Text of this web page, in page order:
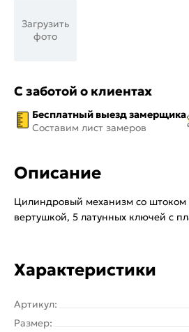
Загрузить
фото
С заботой о клиентах
Бесплатный выезд замерщика
Составим лист замеров
Описание
Цилиндровый механизм со штоком
вертушкой, 5 латунных ключей с
Характеристики
Артикул:
Размер: